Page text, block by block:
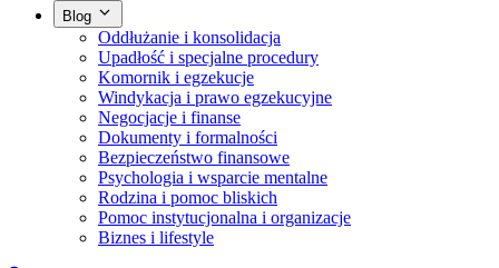
Blog
Oddłużanie i konsolidacja
Upadłość i specjalne procedury
Komornik i egzekucje
Windykacja i prawo egzekucyjne
Negocjacje i finanse
Dokumenty i formalności
Bezpieczeństwo finansowe
Psychologia i wsparcie mentalne
Rodzina i pomoc bliskich
Pomoc instytucjonalna i organizacje
Biznes i lifestyle